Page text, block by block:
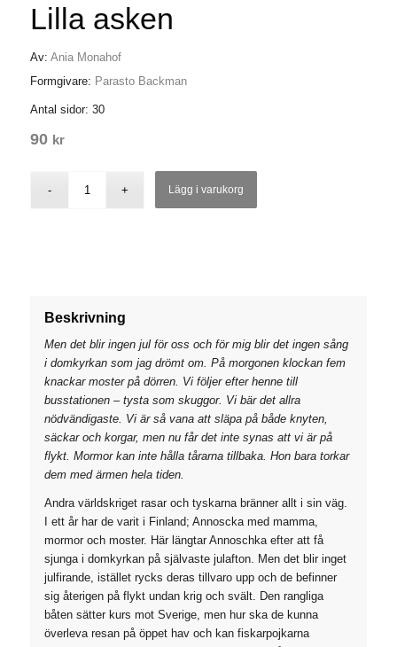
Lilla asken
Av: Ania Monahof
Formgivare: Parasto Backman
Antal sidor: 30
90 kr
Lägg i varukorg
Beskrivning
Men det blir ingen jul för oss och för mig blir det ingen sång
i domkyrkan som jag drömt om. På morgonen klockan fem
knackar moster på dörren. Vi följer efter henne till
busstationen – tysta som skuggor. Vi bär det allra
nödvändigaste. Vi är så vana att släpa på både knyten,
säckar och korgar, men nu får det inte synas att vi är på
flykt. Mormor kan inte hålla tårarna tillbaka. Hon bara torkar
dem med ärmen hela tiden.
Andra världskriget rasar och tyskarna bränner allt i sin väg.
I ett år har de varit i Finland; Annoscka med mamma,
mormor och moster. Här längtar Annoschka efter att få
sjunga i domkyrkan på självaste julafton. Men det blir inget
julfirande, istället rycks deras tillvaro upp och de befinner
sig återigen på flykt undan krig och svält. Den rangliga
båten sätter kurs mot Sverige, men hur ska de kunna
överleva resan på öppet hav och kan fiskarpojkarna